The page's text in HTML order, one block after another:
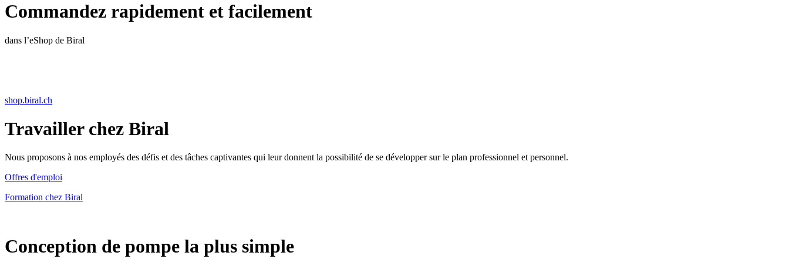
Commandez rapidement et facilement
dans l’eShop de Biral
shop.biral.ch
Travailler chez Biral
Nous proposons à nos employés des défis et des tâches captivantes qui leur donnent la possibilité de se développer sur le plan professionnel et personnel.
Offres d'emploi
Formation chez Biral
Conception de pompe la plus simple